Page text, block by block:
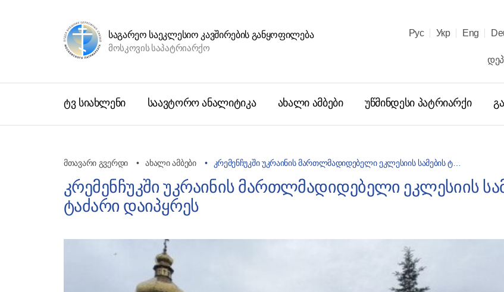
ᲡᲐᲒᲐᲠᲔᲝ ᲡᲐᲔᲙᲚᲔᲡᲘᲝ ᲙᲐᲕᲨᲘᲠᲔᲑᲘᲡ ᲒᲐᲜᲧᲝᲤᲘᲚᲔᲑᲐ
მოსკოვის საპატრიარქო
Рус Укр Eng
ტვ სიახლენი საავტორო ანალიტიკა ახალი ამბები უწმინდესი პატრიარქი
მთავარი გვერდი ახალი ამბები კრემენჩუკში უკრაინის მართლმადიდებელი ეკლესიის სამების ტ…
კრემენჩუკში უკრაინის მართლმადიდებელი ეკლესიის
ტაძარი დაიპყრეს